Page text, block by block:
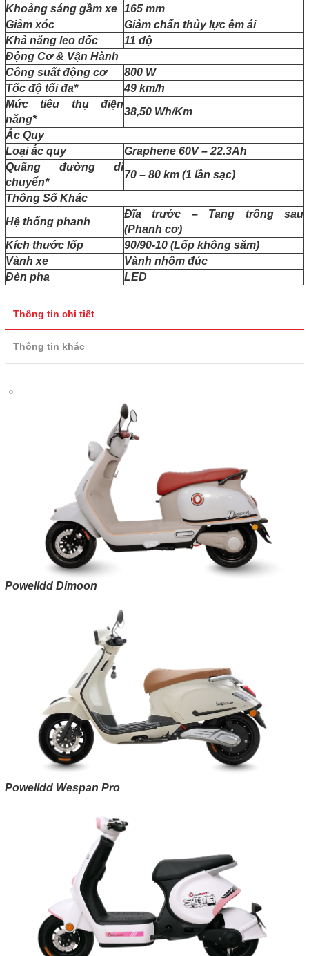
Khoảng sáng gầm xe 165 mm
Giảm xóc
Giảm chấn thủy lực êm ái
Khả năng leo dốc
11 độ
Động Cơ & Vận Hành
Công suất động cơ
800 W
Tốc độ tối đa*
49 km/h
Mức tiêu thụ điện
năng*
38,50 Wh/Km
Ắc Quy
Loại ắc quy
Graphene 60V – 22.3Ah
Quãng đường di
chuyển*
70 – 80 km (1 lần sạc)
Thông Số Khác
Hệ thống phanh
Đĩa trước – Tang trống sau
(Phanh cơ)
Kích thước lốp
90/90-10 (Lốp không săm)
Vành xe
Vành nhôm đúc
Đèn pha
LED
Thông tin chi tiết
Thông tin khác
Powelldd Dimoon
Powelldd Wespan Pro